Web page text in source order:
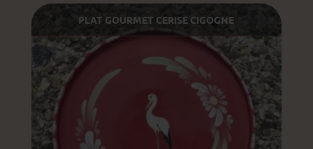
PLAT GOURMET CERISE CIGOGNE